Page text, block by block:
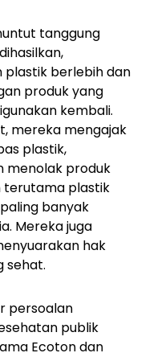
tanggung
plastik berlebih dan
produk yang
kembali.
mereka mengajak
plastik,
menolak produk
terutama plastik
banyak
Mereka juga
hak
sehat.
persoalan
publik
Ecoton dan